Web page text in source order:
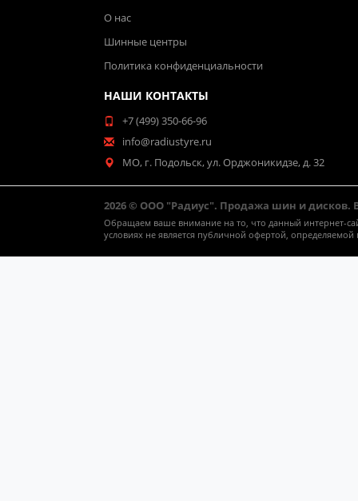
О нас
Шинные центры
Политика конфиденциальности
НАШИ КОНТАКТЫ
+7 (499) 350-66-96
info@radiustyre.ru
МО, г. Подольск, ул. Орджоникидзе, д. 32
2026 © ООО "Радиус". Продажа шин и дисков.
Обращаем ваше внимание на то, что данный интернет-
условиях не является публичной офертой,